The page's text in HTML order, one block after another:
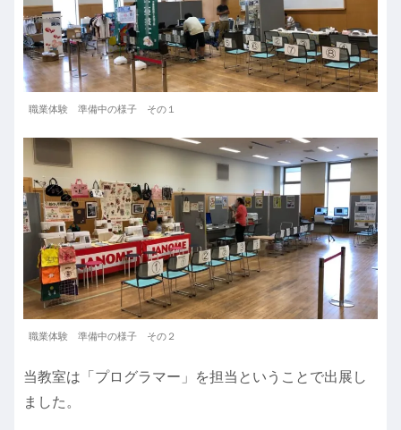
職業体験 準備中の様子 その１
職業体験 準備中の様子 その２
当教室は「プログラマー」を担当ということで出展し
ました。